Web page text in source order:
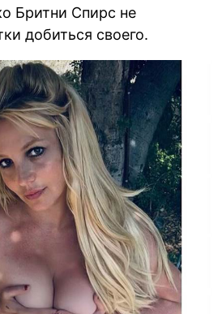
Бритни Спирс не
добиться своего.